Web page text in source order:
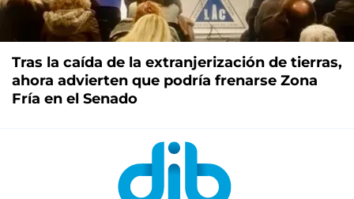
Tras la caída de la extranjerización de tierras,
ahora advierten que podría frenarse Zona
Fría en el Senado